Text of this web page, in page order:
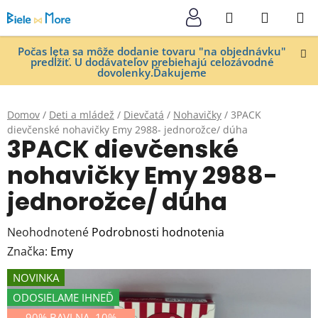
na
obsah
Počas leta sa môže dodanie tovaru "na objednávku"
predĺžiť. U dodávateľov prebiehajú celozávodné
dovolenky.Ďakujeme
Hľadať
KOŠÍK
Domov / Deti a mládež / Dievčatá / Nohavičky / 3PACK
dievčenské nohavičky Emy 2988- jednorožce/ dúha
3PACK dievčenské
nohavičky Emy 2988-
jednorožce/ dúha
Priemerné
hodnotenie
produktu
je
0,0
Neohodnotené Podrobnosti hodnotenia
Značka: Emy
NOVINKA
ODOSIELAME IHNEĎ